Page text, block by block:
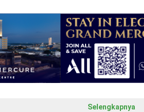
Selengkapnya